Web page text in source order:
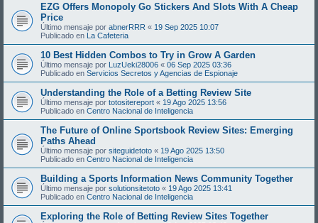
EZG Offers Monopoly Go Stickers And Slots With A Cheap
Price
Último mensaje por abnerRRR « 19 Sep 2025 10:07
Publicado en La Cafeteria
10 Best Hidden Combos to Try in Grow A Garden
Último mensaje por LuzUeki28006 « 06 Sep 2025 03:36
Publicado en Servicios Secretos y Agencias de Espionaje
Understanding the Role of a Betting Review Site
Último mensaje por totositereport « 19 Ago 2025 13:56
Publicado en Centro Nacional de Inteligencia
The Future of Online Sportsbook Review Sites: Emerging
Paths Ahead
Último mensaje por siteguidetoto « 19 Ago 2025 13:50
Publicado en Centro Nacional de Inteligencia
Building a Sports Information News Community Together
Último mensaje por solutionsitetoto « 19 Ago 2025 13:41
Publicado en Centro Nacional de Inteligencia
Exploring the Role of Betting Review Sites Together